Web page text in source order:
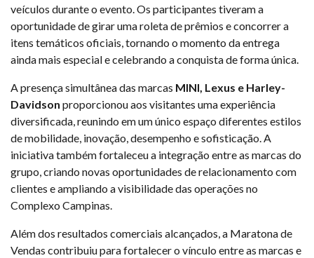
veículos durante o evento. Os participantes tiveram a
oportunidade de girar uma roleta de prêmios e concorrer a
itens temáticos oficiais, tornando o momento da entrega
ainda mais especial e celebrando a conquista de forma única.
A presença simultânea das marcas MINI, Lexus e Harley-
Davidson proporcionou aos visitantes uma experiência
diversificada, reunindo em um único espaço diferentes estilos
de mobilidade, inovação, desempenho e sofisticação. A
iniciativa também fortaleceu a integração entre as marcas do
grupo, criando novas oportunidades de relacionamento com
clientes e ampliando a visibilidade das operações no
Complexo Campinas.
Além dos resultados comerciais alcançados, a Maratona de
Vendas contribuiu para fortalecer o vínculo entre as marcas e